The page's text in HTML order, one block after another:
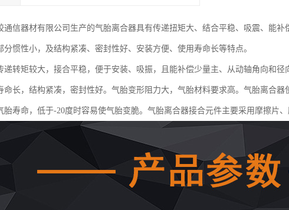
通信器材有限公司生产的气胎离合器具有传递扭矩大、结合平稳、吸震、能
分惯性小，及结构紧凑、密封性好、安装方便、使用寿命长等特点。
递转矩较大，接合平稳，便于安装、吸振，且能补偿少量主、从动轴角向和径
命长，结构紧凑，密封性好。气胎变形阻力大，气胎材料要求高。气胎离合器
胎寿命，低于-20度时容易使气胎变脆。气胎离合器接合元件主要采用摩擦片、